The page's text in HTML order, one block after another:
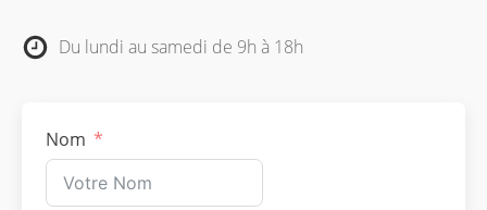
Du lundi au samedi de 9h à 18h
Nom